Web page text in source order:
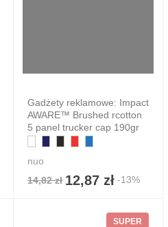
Gadżety reklamowe: Impact
AWARE™ Brushed rcotton
5 panel trucker cap 190gr
nuo
14,82 zł 12,87 zł -13%
SUPER